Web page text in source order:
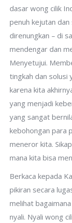
dasar wong cilik
penuh kejutan
direnungkan – di
mendengar dan
Menyetujui.
tingkah dan solusi
karena kita
yang menjadi
yang sangat
kebohongan para
meneror kita.
mana kita bisa
Berkaca kepada
pikiran secara
melihat
nyali. Nyali wong